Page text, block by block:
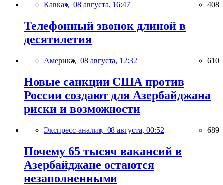
Кавказ, 08 августа, 16:47 408
Телефонный звонок длиной в
десятилетия
Америка, 08 августа, 12:32 610
Новые санкции США против
России создают для Азербайджана
риски и возможности
Экспресс-анализ, 08 августа, 00:52 689
Почему 65 тысяч вакансий в
Азербайджане остаются
незаполненными